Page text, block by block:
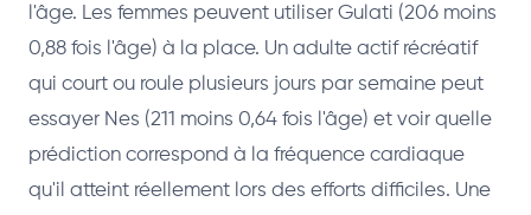
l'âge. Les femmes peuvent utiliser Gulati (206 moins
0,88 fois l'âge) à la place. Un adulte actif récréatif
qui court ou roule plusieurs jours par semaine peut
essayer Nes (211 moins 0,64 fois l'âge) et voir quelle
prédiction correspond à la fréquence cardiaque
qu'il atteint réellement lors des efforts difficiles. Une